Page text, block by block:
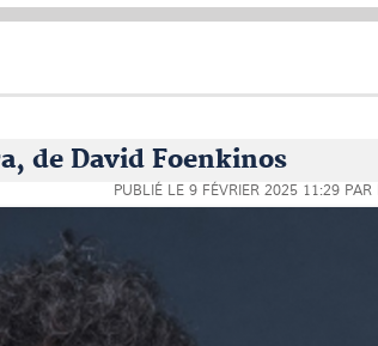
de David Foenkinos
PUBLIÉ LE 9 FÉVRIER 2025 11:29 PAR